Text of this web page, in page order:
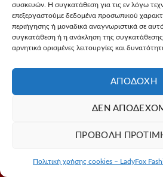
συσκευών. Η συγκατάθεση για τις εν λόγω
επεξεργαστούμε δεδομένα προσωπικού
περιήγησης ή μοναδικά αναγνωριστικά σε
συγκατάθεση ή η ανάκληση της συγκατάθεσης,
αρνητικά ορισμένες λειτουργίες και
ΑΠΟΔΟΧΉ
ΔΕΝ
ΠΡΟΒΟΛΉ
Πολιτική χρήσης cookies – LadyFox
ΑΚΟΛΟΥΘΗΣΤΕ ΜΑΣ
Instagram
FaceBook
MyIP
© 2020 LadyFox. All